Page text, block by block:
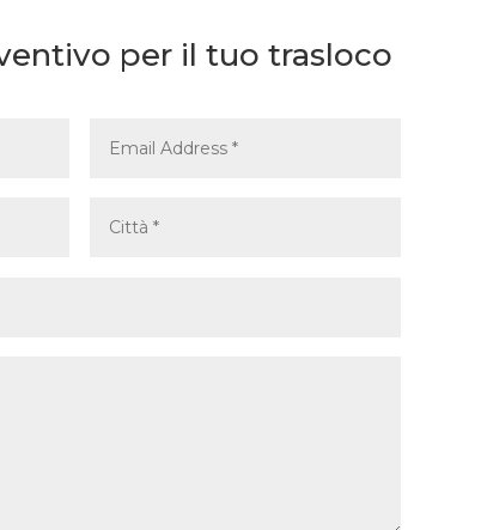
per il tuo trasloco